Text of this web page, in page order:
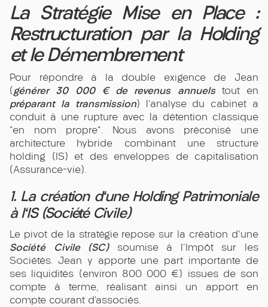
La Stratégie Mise en Place :
Restructuration par la Holding
et le Démembrement
Pour répondre à la double exigence de Jean
(générer 30 000 € de revenus annuelstout en
préparant la transmission) l'analyse du cabinet a
conduit à une rupture avec la détention classique
"en nom propre". Nous avons préconisé une
architecture hybride combinant une structure
holding (IS) et des enveloppes de capitalisation
(Assurance-vie).
1. La création d'une Holding Patrimoniale
à l'IS (Société Civile)
Le pivot de la stratégie repose sur la création d'une
Société Civile (SC)soumise à l'Impôt sur les
Sociétés. Jean y apporte une part importante de
ses liquidités (environ 800 000 €) issues de son
compte à terme, réalisant ainsi un apport en
compte courant d’associés.